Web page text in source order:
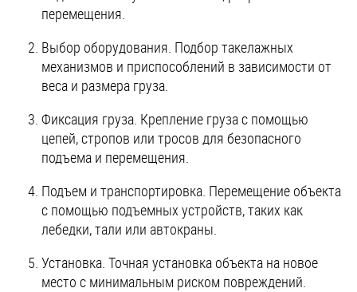
перемещения.
Выбор оборудования. Подбор такелажных
механизмов и приспособлений в зависимости от
веса и размера груза.
Фиксация груза. Крепление груза с помощью
цепей, стропов или тросов для безопасного
подъема и перемещения.
Подъем и транспортировка. Перемещение объекта
с помощью подъемных устройств, таких как
лебедки, тали или автокраны.
Установка. Точная установка объекта на новое
место с минимальным риском повреждений.